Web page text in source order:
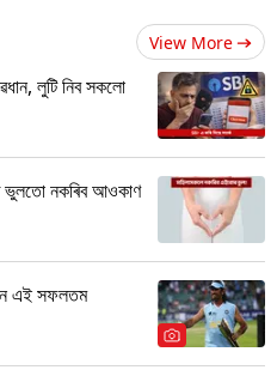
View More
লুটি নিব সকলো
ভুলতো নকৰিব আওকাণ
এই সফলতম